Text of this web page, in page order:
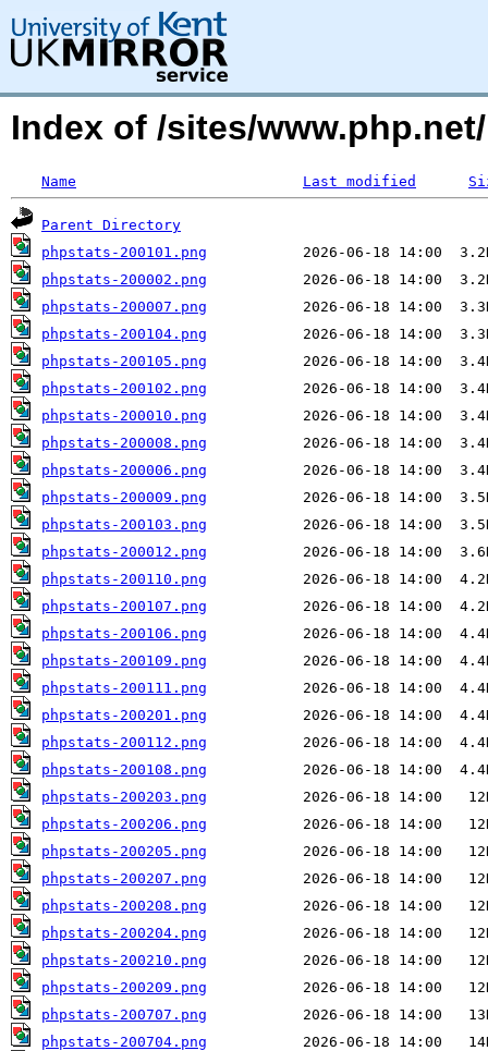
Index of /sites/
Name Last modified
Parent Directory
phpstats-200101.png
phpstats-200002.png
phpstats-200007.png
phpstats-200104.png
phpstats-200105.png
phpstats-200102.png
phpstats-200010.png
phpstats-200008.png
phpstats-200006.png
phpstats-200009.png
phpstats-200103.png
phpstats-200012.png
phpstats-200110.png
phpstats-200107.png
phpstats-200106.png
phpstats-200109.png
phpstats-200111.png
phpstats-200201.png
phpstats-200112.png
phpstats-200108.png
phpstats-200203.png
phpstats-200206.png
phpstats-200205.png
phpstats-200207.png
phpstats-200208.png
phpstats-200204.png
phpstats-200210.png
phpstats-200209.png
phpstats-200707.png
phpstats-200704.png